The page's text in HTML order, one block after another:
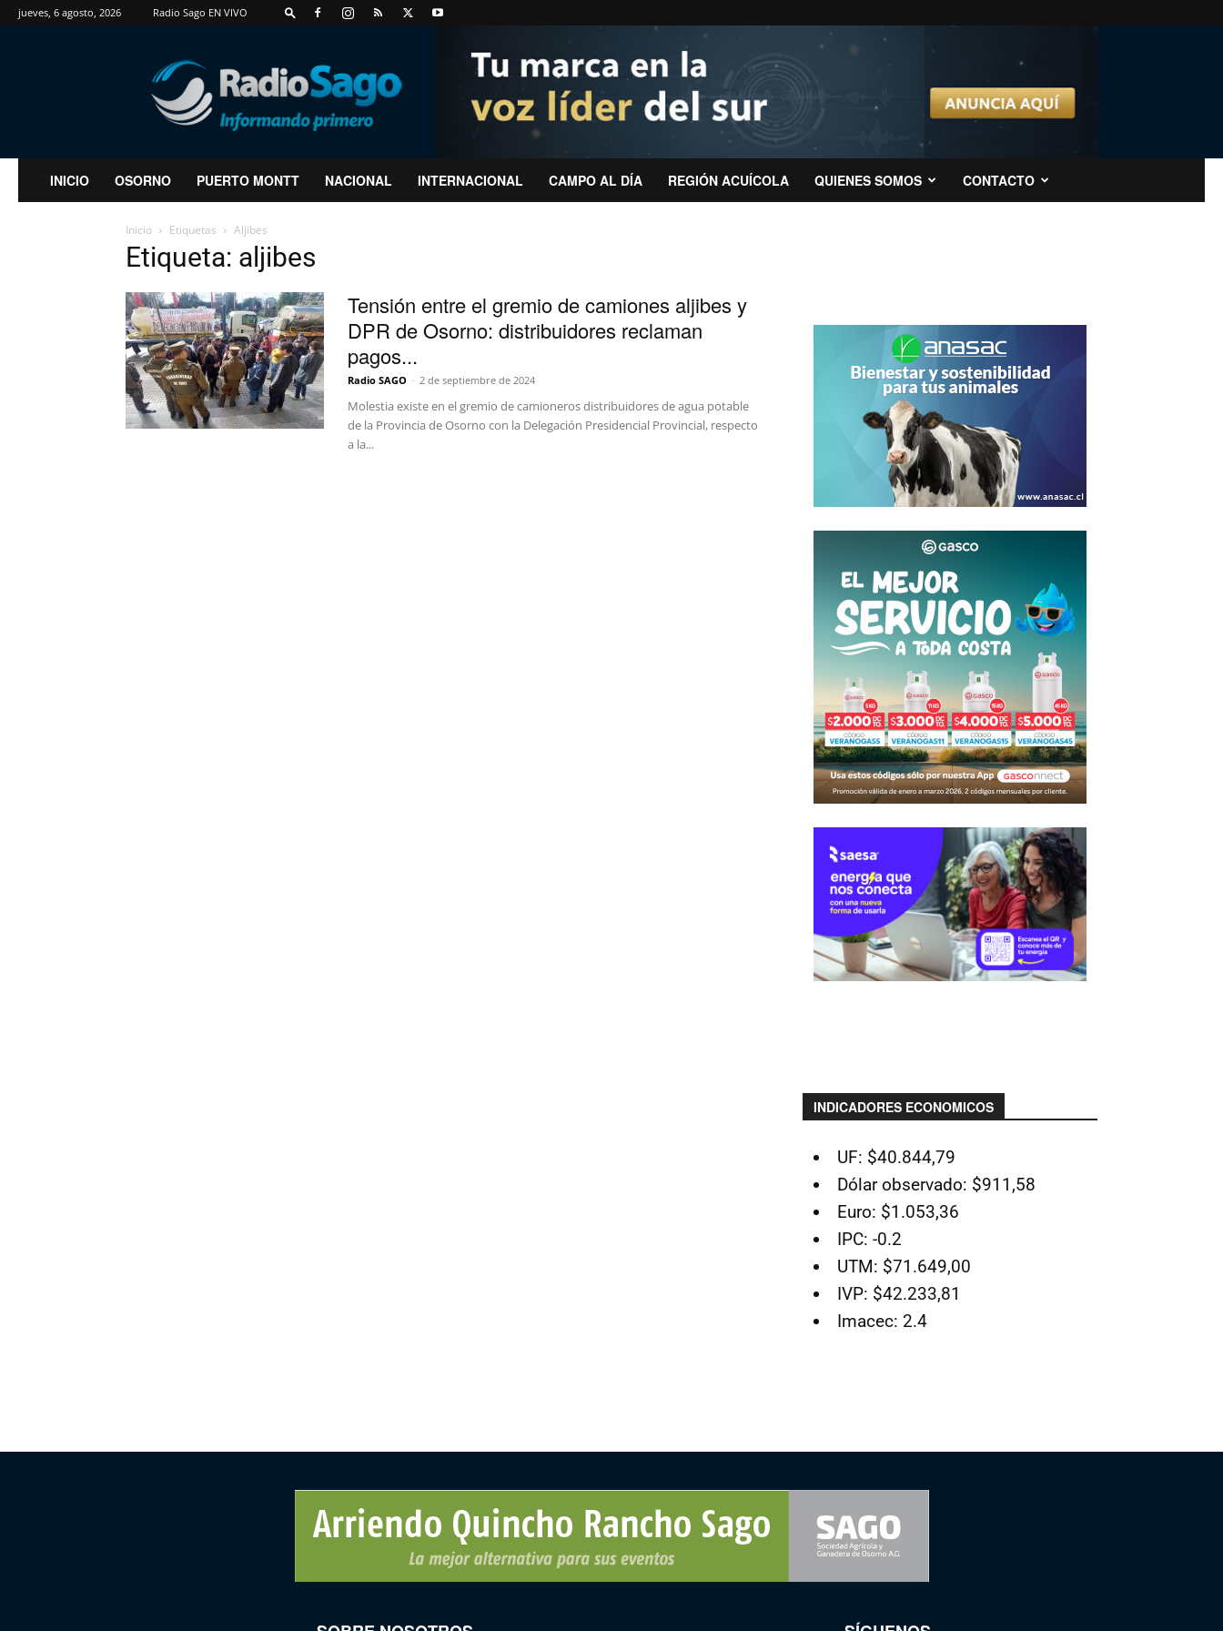
jueves, 6 agosto, 2026 Radio Sago EN VIVO
RadioSago
INICIO OSORNO PUERTO MONTT NACIONAL INTERNACIONAL CAMPO AL DÍA REGIÓN ACUÍCOLA QUIENES SOMOS CONTACTO
Inicio Etiquetas Aljibes
Etiqueta: aljibes
Tensión entre el gremio de camiones aljibes y
DPR de Osorno: distribuidores reclaman
pagos...
Radio SAGO - 2 de septiembre de 2024
Molestia existe en el gremio de camioneros distribuidores de agua potable
de la Provincia de Osorno con la Delegación Presidencial Provincial, respecto
a la...
INDICADORES ECONOMICOS
UF: $40.844,79
Dólar observado: $911,58
Euro: $1.053,36
IPC: -0.2
UTM: $71.649,00
IVP: $42.233,81
Imacec: 2.4